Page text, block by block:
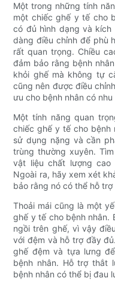
Một trong những tính
một chiếc ghế y tế cho
có đủ hình dạng và
dàng điều chỉnh để phù
rất quan trọng. Chiều
đảm bảo rằng bệnh
khỏi ghế mà không tự
cũng nên được điều
ưu cho bệnh nhân có
Một tính năng quan
chiếc ghế y tế cho bệnh
sử dụng nặng và cần
trùng thường xuyên.
vật liệu chất lượng
Ngoài ra, hãy xem xét
bảo rằng nó có thể hỗ
Thoải mái cũng là một
ghế y tế cho bệnh nhân.
ngồi trên ghế, vì vậy
với đệm và hỗ trợ đầy
ghế đệm và tựa lưng
bệnh nhân. Hỗ trợ thắt
bệnh nhân có thể bị đau